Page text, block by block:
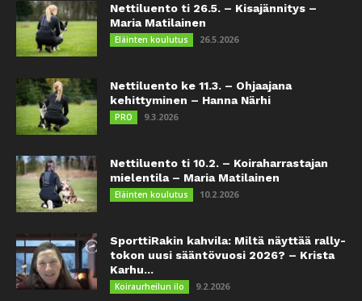
Nettiluento ti 26.5. – Kisajännitys –
Maria Matilainen
Eläinten koulutus 26.5.2026
Nettiluento ke 11.3. – Ohjaajana
kehittyminen – Hanna Närhi
PRO 9.3.2026
Nettiluento ti 10.2. – Koiraharrastajan
mielentila – Maria Matilainen
Eläinten koulutus 10.2.2026
SporttiRakin kahvila: Miltä näyttää rally-
tokon uusi sääntövuosi 2026? – Krista
Karhu...
Koiraurheilun ilo 9.2.2026